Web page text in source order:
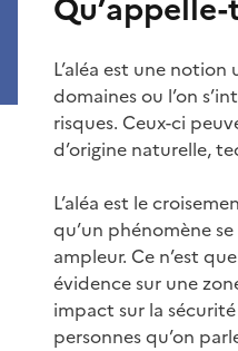
L’aléa est une
domaines ou l’on
risques. Ceux-ci
d’origine naturelle,
L’aléa est le
qu’un phénomène
ampleur. Ce n’est
évidence sur une
impact sur la
personnes qu’on